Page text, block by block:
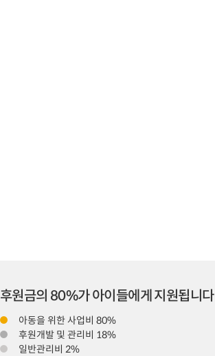
후원금의 80%가 아이들에게 지원됩니다
아동을 위한 사업비 80%
후원개발 및 관리비 18%
일반관리비 2%